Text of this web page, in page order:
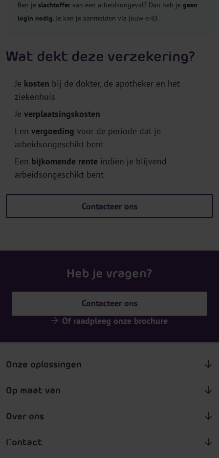
Ben je slachtoffer van een arbeidsongeval? Dan heb je geen
login nodig. Je kan je aanmelden via jouw e-ID.
Wat dekt deze verzekering?
Je kosten bij de dokter, de apotheker en het
ziekenhuis
Je verplaatsingskosten
Een vergoeding voor de periode dat je
arbeidsongeschikt bent
Een bijkomende rente indien je blijvend
arbeidsongeschikt bent
Contacteer ons
Heb je vragen?
Contacteer ons
Of raadpleeg onze brochure
Onze oplossingen
Op maat van
Over ons
Contact